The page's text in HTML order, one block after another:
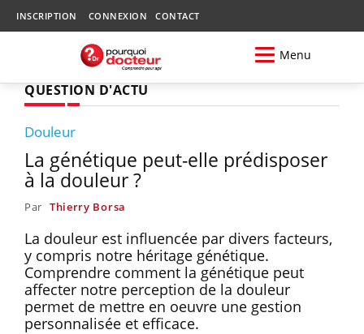
INSCRIPTION CONNEXION CONTACT
Menu
QUESTION D'ACTU
Douleur
La génétique peut-elle prédisposer
à la douleur ?
Par Thierry Borsa
La douleur est influencée par divers facteurs,
y compris notre héritage génétique.
Comprendre comment la génétique peut
affecter notre perception de la douleur
permet de mettre en oeuvre une gestion
personnalisée et efficace.